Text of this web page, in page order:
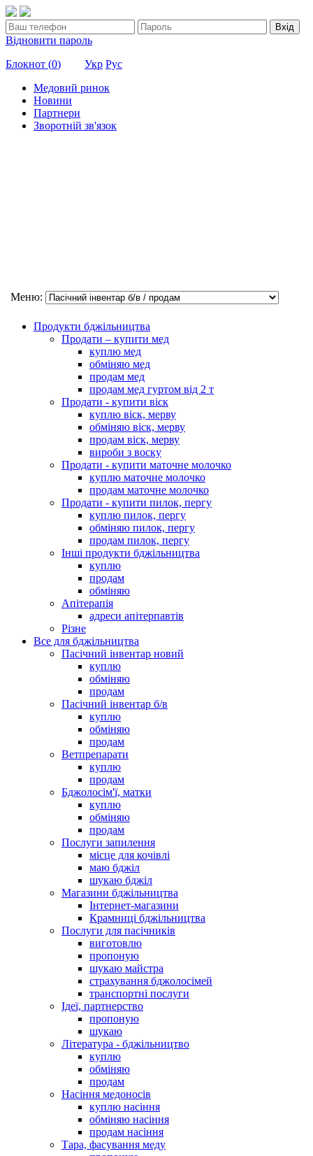
Вхід
Відновити пароль
Блокнот (0) Укр Рус
Медовий ринок
Новини
Партнери
Зворотній зв'язок
Меню:
Продукти бджільництва
Продати – купити мед
куплю мед
обміняю мед
продам мед
продам мед гуртом від 2 т
Продати - купити віск
куплю віск, мерву
обміняю віск, мерву
продам віск, мерву
вироби з воску
Продати - купити маточне молочко
куплю маточне молочко
продам маточне молочко
Продати - купити пилок, пергу
куплю пилок, пергу
обміняю пилок, пергу
продам пилок, пергу
Інші продукти бджільництва
куплю
продам
обміняю
Апітерапія
адреси апітерпавтів
Різне
Все для бджільництва
Пасічний інвентар новий
куплю
обміняю
продам
Пасічний інвентар б/в
куплю
обміняю
продам
Ветпрепарати
куплю
продам
Бджолосім'ї, матки
куплю
обміняю
продам
Послуги запилення
місце для кочівлі
маю бджіл
шукаю бджіл
Магазини бджільництва
Інтернет-магазини
Крамниці бджільництва
Послуги для пасічників
виготовлю
пропоную
шукаю майстра
страхування бджолосімей
транспортні послуги
Ідеї, партнерство
пропоную
шукаю
Література - бджільництво
куплю
обміняю
продам
Насіння медоносів
куплю насіння
обміняю насіння
продам насіння
Тара, фасування меду